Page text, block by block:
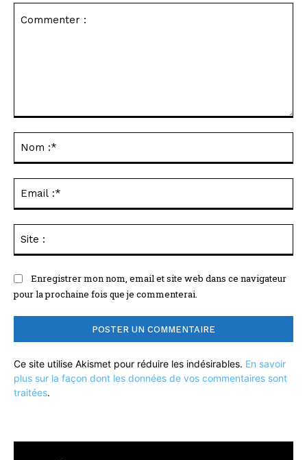
Enregistrer mon nom, email et site web dans ce navigateur
pour la prochaine fois que je commenterai.
Ce site utilise Akismet pour réduire les indésirables. En savoir
plus sur la façon dont les données de vos commentaires sont
traitées.